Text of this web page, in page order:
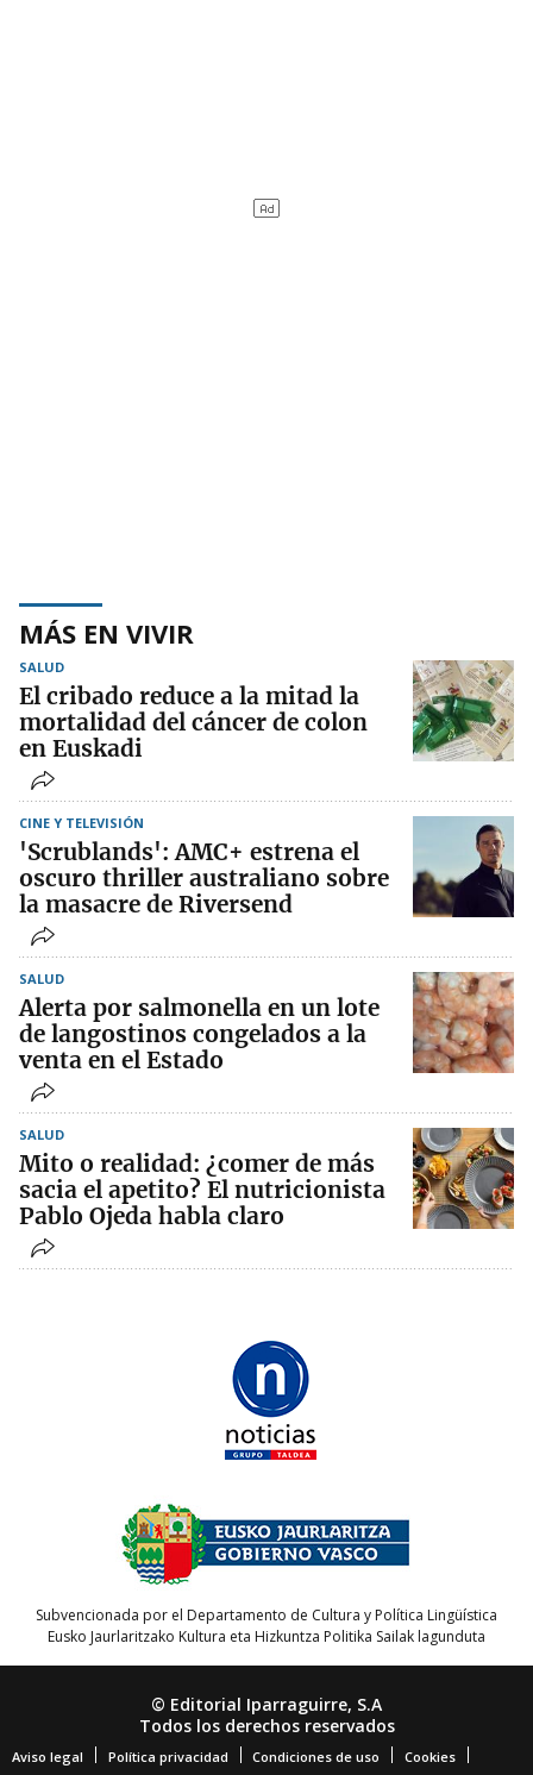
MÁS EN VIVIR
SALUD
El cribado reduce a la mitad la
mortalidad del cáncer de colon
en Euskadi
CINE Y TELEVISIÓN
'Scrublands': AMC+ estrena el
oscuro thriller australiano sobre
la masacre de Riversend
SALUD
Alerta por salmonella en un lote
de langostinos congelados a la
venta en el Estado
SALUD
Mito o realidad: ¿comer de más
sacia el apetito? El nutricionista
Pablo Ojeda habla claro
Subvencionada por el Departamento de Cultura y Política Lingüística
Eusko Jaurlaritzako Kultura eta Hizkuntza Politika Sailak lagunduta
© Editorial Iparraguirre, S.A
Todos los derechos reservados
Aviso legal Política privacidad Condiciones de uso Cookies